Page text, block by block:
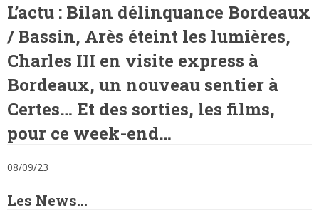
L’actu : Bilan délinquance Bordeaux
/ Bassin, Arès éteint les lumières,
Charles III en visite express à
Bordeaux, un nouveau sentier à
Certes… Et des sorties, les films,
pour ce week-end…
08/09/23
Les News…